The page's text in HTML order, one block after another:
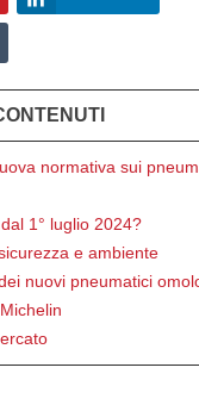
normativa sui
1° luglio 2024?
e ambiente
nuovi pneumatici